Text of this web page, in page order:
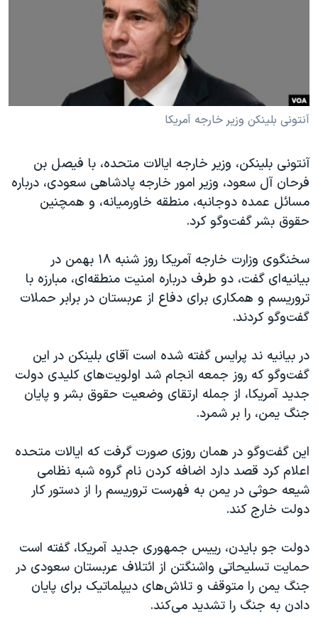
علم و فناوری
اسرائیل در جنگ
آرشیو پخش زنده
انتخابات ریاست جمهوری آمریکا ۲۰۲۴
حمله جمهوری اسلامی به اسرائیل
ورزش زنان در ایران
مجموعه مستندهای دادخواهی
تریبونال مردمی آبان ۹۸
دادگاه حمید نوری
قانون شفافیت دارائی کادر رهبری ایران
اعتراضات مردمی آبان ۹۸
اسرائیل در جنگ
نرگس محمدی برنده جایزه نوبل صلح
همایش محافظه‌کاران آمریکا «سی‌پک»
صفحه‌های ویژه
سفر پرزیدنت ترامپ به چین
زبانهای مختلف
آنتونی بلینکن وزیر خارجه آمریکا
آنتونی بلینکن، وزیر خارجه ایالات متحده، با فیصل بن
فرحان آل سعود، وزیر امور خارجه پادشاهی سعودی، درباره
مسائل عمده دوجانبه، منطقه خاورمیانه، و همچنین
حقوق بشر گفت‌وگو کرد.
سخنگوی وزارت خارجه آمریکا روز شنبه ۱۸ بهمن در
بیانیه‌ای گفت، دو طرف درباره امنیت منطقه‌ای، مبارزه با
تروریسم و همکاری برای دفاع از عربستان در برابر حملات
گفت‌وگو کردند.
در بیانیه ند پرایس گفته شده است آقای بلینکن در این
گفت‌وگو که روز جمعه انجام شد اولویت‌های کلیدی دولت
جدید آمریکا، از جمله ارتقای وضعیت حقوق بشر و پایان
جنگ یمن، را بر شمرد.
این گفت‌و‌گو در همان روزی صورت گرفت که ایالات متحده
اعلام کرد قصد دارد اضافه کردن نام گروه شبه نظامی
شیعه حوثی در یمن به فهرست تروریسم را از دستور کار
دولت خارج کند.
دولت جو بایدن، رییس جمهوری جدید آمریکا، گفته است
حمایت تسلیحاتی واشنگتن از ائتلاف عربستان سعودی در
جنگ یمن را متوقف و تلاش‌های دیپلماتیک برای پایان
دادن به جنگ را تشدید می‌کند.